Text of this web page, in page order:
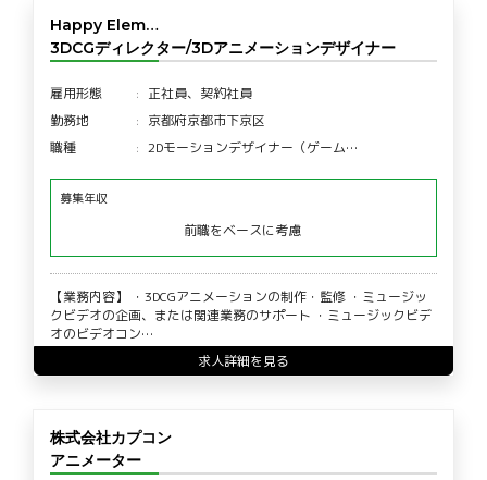
Happy Elem…
3DCGディレクター/3Dアニメーションデザイナー
雇用形態
正社員、契約社員
勤務地
京都府京都市下京区
職種
2Dモーションデザイナー（ゲーム…
募集年収
前職をベースに考慮
【業務内容】 ・3DCGアニメーションの制作・監修 ・ミュージッ
クビデオの企画、または関連業務のサポート ・ミュージックビデ
オのビデオコン…
求人詳細を見る
株式会社カプコン
アニメーター